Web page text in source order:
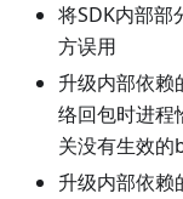
将SDK内部
方误用
升级内部依赖
络回包时进程
关没有生效的
升级内部依